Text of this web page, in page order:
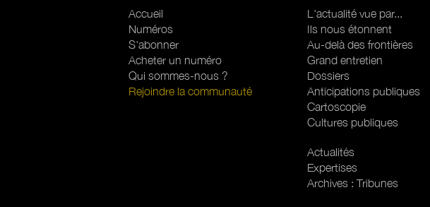
Accueil
Numéros
S'abonner
Acheter un numéro
Qui sommes-nous ?
Rejoindre la communauté
L'actualité vue par...
Ils nous étonnent
Au-delà des frontières
Grand entretien
Dossiers
Anticipations publiques
Cartoscopie
Cultures publiques
Rubriques (web)
Actualités
Expertises
Archives : Tribunes